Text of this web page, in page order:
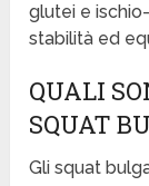
glutei e
stabilità ed
QUALI
SQUAT
Gli squat